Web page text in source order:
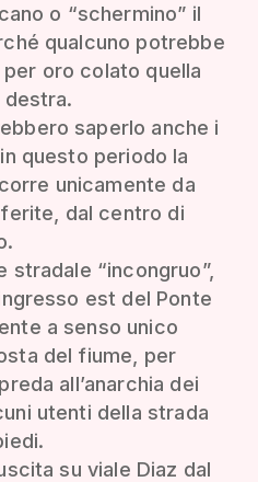
o “schermino” il
qualcuno potrebbe
oro colato quella
saperlo anche i
questo periodo la
unicamente da
dal centro di
stradale “incongruo”,
est del Ponte
a senso unico
del fiume, per
all’anarchia dei
utenti della strada
su viale Diaz dal